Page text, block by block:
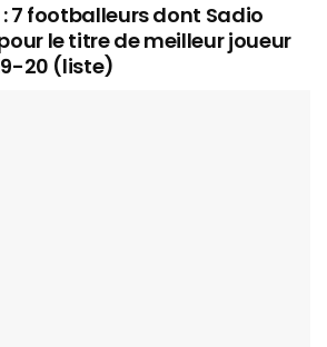
7 footballeurs dont Sadio
le titre de meilleur joueur
20 (liste)